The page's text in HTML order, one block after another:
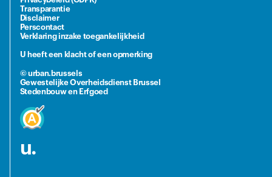
Transparantie
Disclaimer
Perscontact
Verklaring inzake toegankelijkheid
U heeft een klacht of een opmerking
© urban.brussels
Gewestelijke Overheidsdienst Brussel
Stedenbouw en Erfgoed
u.